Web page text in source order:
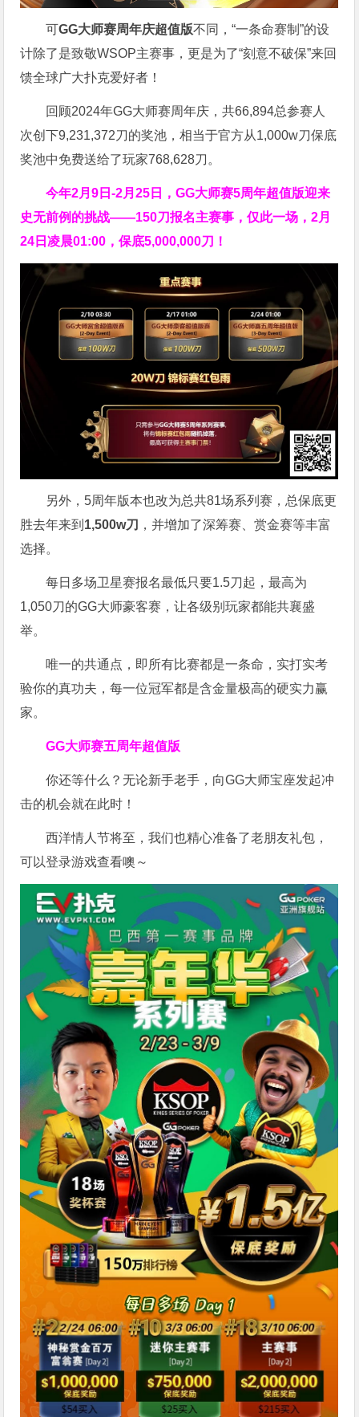
可GG大师赛周年庆超值版不同，“一条命赛制”的设
计除了是致敬WSOP主赛事，更是为了“刻意不破保”来回
馈全球广大扑克爱好者！
回顾2024年GG大师赛周年庆，共66,894总参赛人
次创下9,231,372刀的奖池，相当于官方从1,000w刀保底
奖池中免费送给了玩家768,628刀。
今年2月9日-2月25日，GG大师赛5周年超值版迎来
史无前例的挑战——150刀报名主赛事，仅此一场，2月
24日凌晨01:00，保底5,000,000刀！
另外，5周年版本也改为总共81场系列赛，总保底更
胜去年来到 1,500w刀 ，并增加了深筹赛、赏金赛等丰富
选择。
每日多场卫星赛报名最低只要1.5刀起，最高为
1,050刀的GG大师豪客赛，让各级别玩家都能共襄盛
举。
唯一的共通点，即所有比赛都是一条命，实打实考
验你的真功夫，每一位冠军都是含金量极高的硬实力赢
家。
GG大师赛五周年超值版
你还等什么？无论新手老手，向GG大师宝座发起冲
击的机会就在此时！
西洋情人节将至，我们也精心准备了老朋友礼包，
可以登录游戏查看噢～